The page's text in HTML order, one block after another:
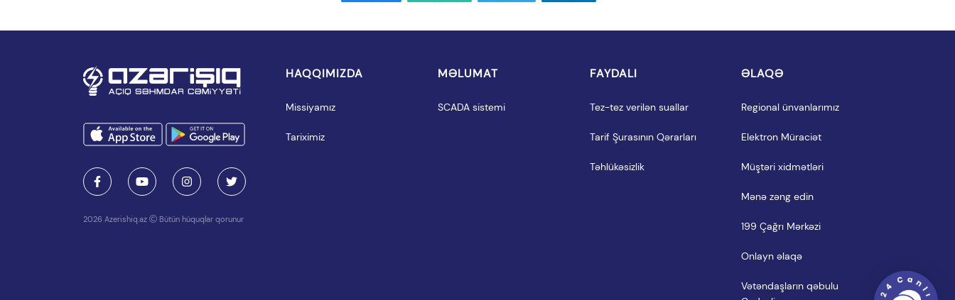
2026 Azerishiq.az Bütün hüquqlar qorunur
HAQQIMIZDA
Missiyamız
Tariximiz
MƏLUMAT
SCADA sistemi
FAYDALI
Tez-tez verilən suallar
Tarif Şurasının Qərarları
Təhlükəsizlik
ƏLAQƏ
Regional ünvanlarımız
Elektron Müraciət
Müştəri xidmətləri
Mənə zəng edin
199 Çağrı Mərkəzi
Onlayn əlaqə
Vətəndaşların qəbulu